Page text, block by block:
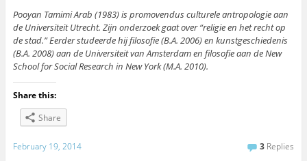
Pooyan Tamimi Arab (1983) is promovendus culturele antropologie aan
de Universiteit Utrecht. Zijn onderzoek gaat over “religie en het recht op
de stad.” Eerder studeerde hij filosofie (B.A. 2006) en kunstgeschiedenis
(B.A. 2008) aan de Universiteit van Amsterdam en filosofie aan de New
School for Social Research in New York (M.A. 2010).
Share this:
Share
February 19, 2014 3 Replies